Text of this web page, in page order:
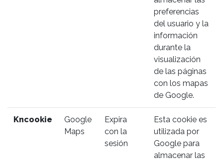
preferencias
del usuario y la
información
durante la
visualización
de las páginas
con los mapas
de Google.
Kncookie
Google
Maps
Expira
con la
sesión
Esta cookie es
utilizada por
Google para
almacenar las